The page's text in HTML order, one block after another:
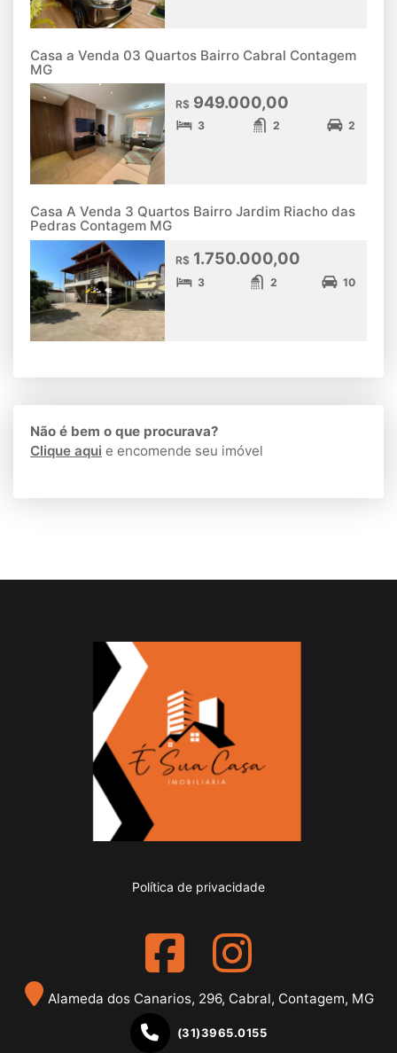
Casa a Venda 03 Quartos Bairro Cabral Contagem
MG
R$ 949.000,00
3 2 2
Casa A Venda 3 Quartos Bairro Jardim Riacho das
Pedras Contagem MG
R$ 1.750.000,00
3 2 10
Não é bem o que procurava?
Clique aqui e encomende seu imóvel
Política de privacidade
Alameda dos Canarios, 296, Cabral, Contagem, MG
(31)3965.0155